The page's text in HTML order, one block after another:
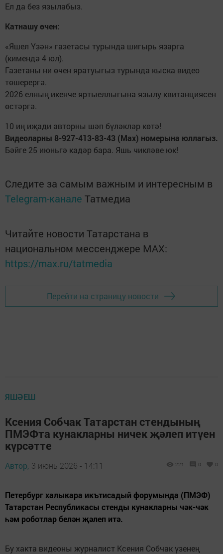
Ел да без язылабыз.
Катнашу өчен:
«Яшел Үзән» газетасы турында шигырь язарга
(кимендә 4 юл).
Газетаны ни өчен яратуыгыз турында кыска видео
төшерергә.
2026 елның икенче яртыеллыгына язылу квитанциясен
өстәргә.
10 иң иҗади авторны шәп бүләкләр көтә!
Видеоларны 8-927-413-83-43 (Мах) номерына юллагыз.
Бәйге 25 июньгә кадәр бара. Яшь чикләве юк!
Следите за самым важным и интересным в
Telegram-канале Татмедиа
Читайте новости Татарстана в
национальном мессенджере MАХ:
https://max.ru/tatmedia
Перейти на страницу новости
ЯШӘЕШ
Ксения Собчак Татарстан стендының
ПМЭФта кунакларны ничек җәлеп итүен
күрсәтте
Автор, 3 июнь 2026 - 14:11 221 0 0
Петербург халыкара икътисадый форумында (ПМЭФ)
Татарстан Республикасы стенды кунакларны чәк-чәк
һәм роботлар белән җәлеп итә.
Бу хакта видеоны журналист Ксения Собчак үзенең